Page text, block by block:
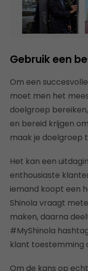
Gebruik een
Om een
moet men het
doelgroep
en bereid krijgen
maak je doelgroep
Het kan een
enthousiaste
iemand koopt een
Shinola vraagt
maken, daarna
#MyShinola
klant toestemming
Om de kans op